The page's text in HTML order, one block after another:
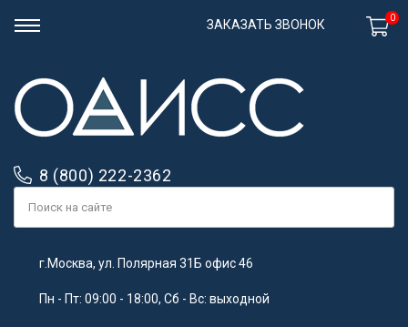
8 (800) 222-2362
г.Москва, ул. Полярная 31Б офис 46
Пн - Пт: 09:00 - 18:00, Сб - Вс: выходной
ЗАКАЗАТЬ ЗВОНОК 0